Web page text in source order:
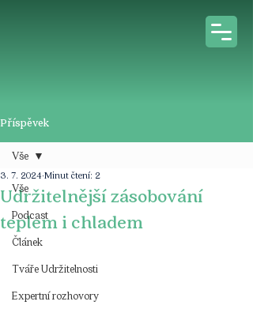
Příspěvek
Vše
Podcast
Článek
Tváře Udržitelnosti
Expertní rozhovory
Vše
Udržitelnější zásobování
teplem i chladem
3. 7. 2024 Minut čtení: 2